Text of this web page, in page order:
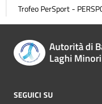
Trofeo PerSport -
Autorità di
Laghi Minori
SEGUICI SU